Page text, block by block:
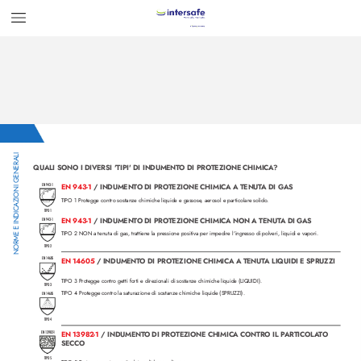
NORME E INDICAZIONI GENERALI EN 943-1 / INDUMENTO DI PROTEZIONE CHIMICA A TENUTA DI GAS
TIPO 1 Protegge contro sostanze chimiche liquide e gassose, aerosol e particolare solido.
EN 943-1 / INDUMENTO DI PROTEZIONE CHIMICA NON A TENUTA DI GAS
TIPO 2 NON a tenuta di gas, trattiene la pressione positiva per impedire l'ingresso di polveri, liquidi e vapori.
EN 14605 / INDUMENTO DI PROTEZIONE CHIMICA A TENUTA LIQUIDI E SPRUZZI
TIPO 3 Protegge contro getti forti e direzionali di sostanze chimiche liquide (LIQUIDI).
TIPO 4 Protegge contro la saturazione di sostanze chimiche liquide (SPRUZZI).
EN 13982-1 / INDUMENTO DI PROTEZIONE CHIMICA CONTRO IL PARTICOLATO
SECCO
EN 943-1
EN 14605
TIPO 3
TIPO 1
TIPO 5
TIPO 4
EN 14605
EN 13982-1
EN 943-1
TIPO 2
QUALI SONO I DIVERSI 'TIPI' DI INDUMENTO DI PROTEZIONE CHIMICA?